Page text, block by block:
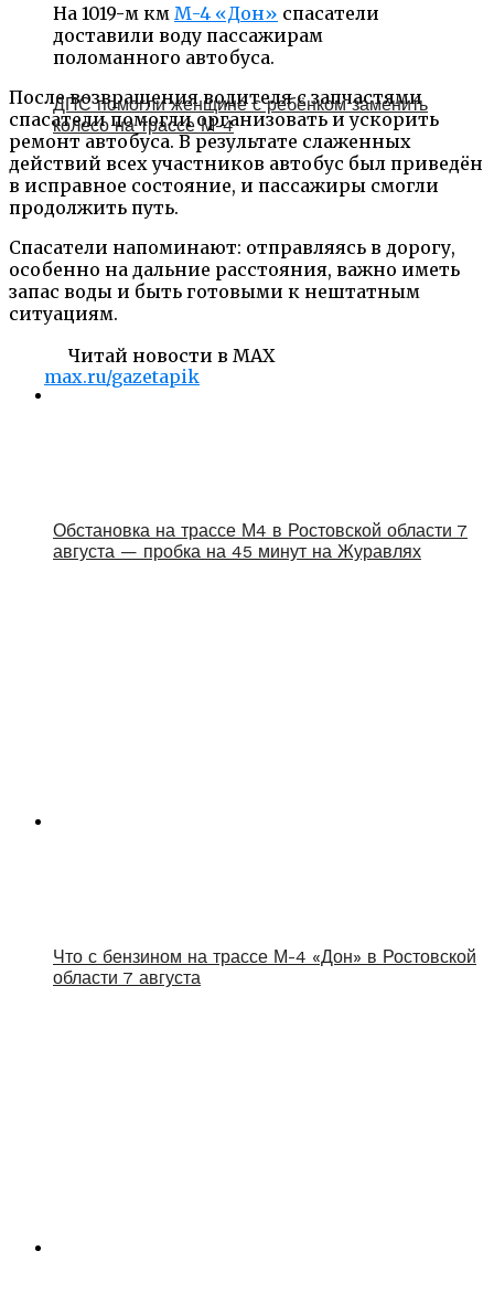
На 1019-м км М-4 «Дон» спасатели
доставили воду пассажирам
поломанного автобуса.
После возвращения водителя с запчастями
спасатели помогли организовать и ускорить
ремонт автобуса. В результате слаженных
действий всех участников автобус был приведён
в исправное состояние, и пассажиры смогли
продолжить путь.
Спасатели напоминают: отправляясь в дорогу,
особенно на дальние расстояния, важно иметь
запас воды и быть готовыми к нештатным
ситуациям.
Читай новости в MAX
max.ru/gazetapik
ДПС помогли женщине с ребёнком заменить
колесо на трассе М-4
Обстановка на трассе М4 в Ростовской области 7
августа — пробка на 45 минут на Журавлях
Что с бензином на трассе М-4 «Дон» в Ростовской
области 7 августа